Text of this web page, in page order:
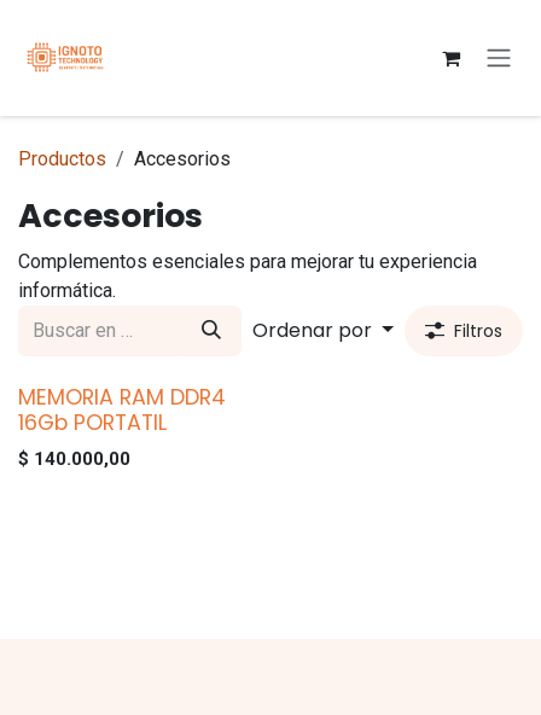
Productos Accesorios
Accesorios
Complementos esenciales para mejorar tu experiencia
informática.
Ordenar por Filtros
MEMORIA RAM DDR4
16Gb PORTATIL
$ 140.000,00